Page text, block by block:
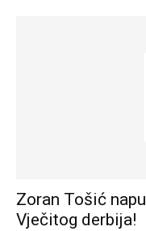
Zoran Tošić
Vječitog derbija!